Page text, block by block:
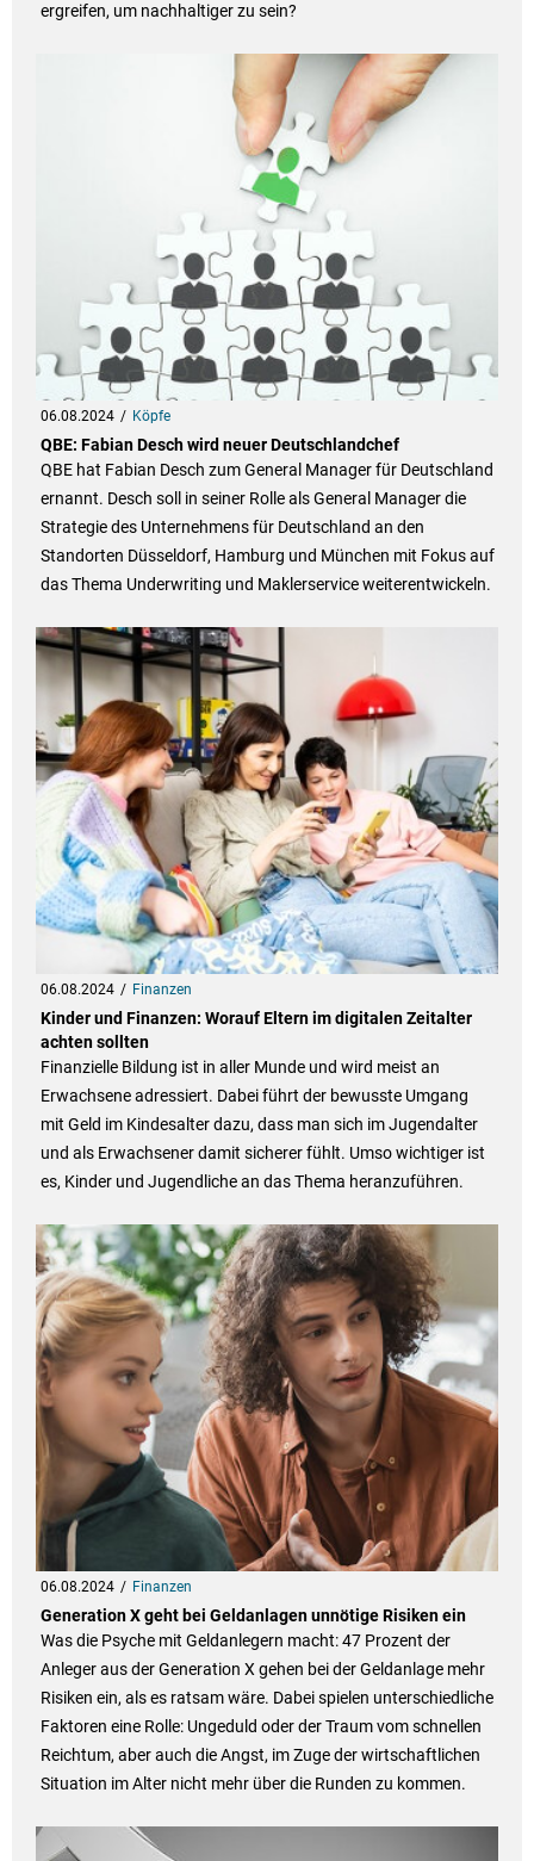
ergreifen, um nachhaltiger zu sein?
06.08.2024 Köpfe
QBE: Fabian Desch wird neuer Deutschlandchef
QBE hat Fabian Desch zum General Manager für Deutschland
ernannt. Desch soll in seiner Rolle als General Manager die
Strategie des Unternehmens für Deutschland an den
Standorten Düsseldorf, Hamburg und München mit Fokus auf
das Thema Underwriting und Maklerservice weiterentwickeln.
06.08.2024 Finanzen
Kinder und Finanzen: Worauf Eltern im digitalen Zeitalter
achten sollten
Finanzielle Bildung ist in aller Munde und wird meist an
Erwachsene adressiert. Dabei führt der bewusste Umgang
mit Geld im Kindesalter dazu, dass man sich im Jugendalter
und als Erwachsener damit sicherer fühlt. Umso wichtiger ist
es, Kinder und Jugendliche an das Thema heranzuführen.
06.08.2024 Finanzen
Generation X geht bei Geldanlagen unnötige Risiken ein
Was die Psyche mit Geldanlegern macht: 47 Prozent der
Anleger aus der Generation X gehen bei der Geldanlage mehr
Risiken ein, als es ratsam wäre. Dabei spielen unterschiedliche
Faktoren eine Rolle: Ungeduld oder der Traum vom schnellen
Reichtum, aber auch die Angst, im Zuge der wirtschaftlichen
Situation im Alter nicht mehr über die Runden zu kommen.